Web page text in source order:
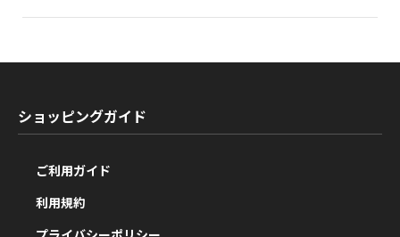
ショッピングガイド
ご利用ガイド
利用規約